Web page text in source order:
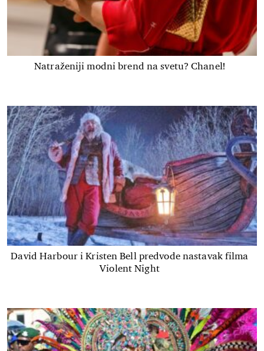
Natraženiji modni brend na svetu? Chanel!
David Harbour i Kristen Bell predvode nastavak filma
Violent Night